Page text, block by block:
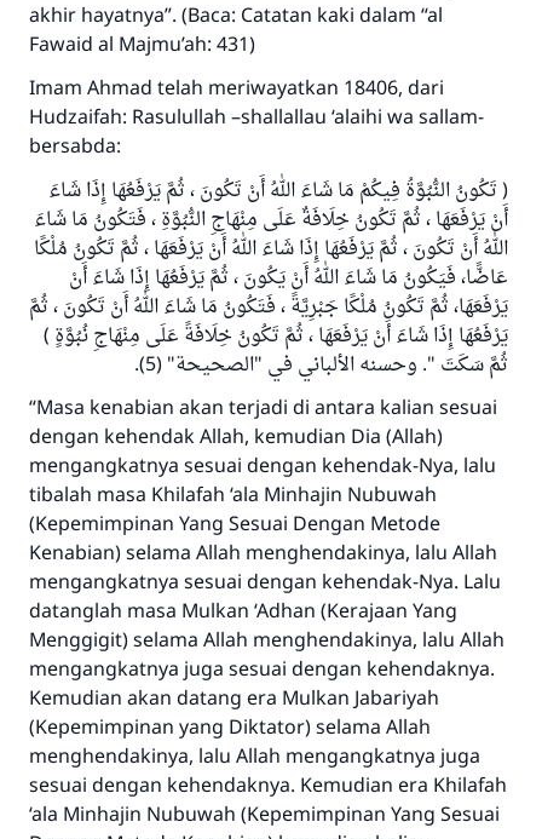
akhir hayatnya”. (Baca: Catatan kaki dalam “al
Fawaid al Majmu’ah: 431)
Imam Ahmad telah meriwayatkan 18406, dari
Hudzaifah: Rasulullah –shallallau ‘alaihi wa sallam-
bersabda:
( تَكُونُ النُّبُوَّةُ فِيكُمْ مَا شَاءَ اللهُ أَنْ تَكُونَ ، ثُمَّ يَرْفَعُهَا إِذَا شَاءَ
أَنْ يَرْفَعَهَا ، ثُمَّ تَكُونُ خِلَافَةٌ عَلَى مِنْهَاجِ النُّبُوَّةِ ، فَتَكُونُ مَا شَاءَ
اللهُ أَنْ تَكُونَ ، ثُمَّ يَرْفَعُهَا إِذَا شَاءَ اللهُ أَنْ يَرْفَعَهَا ، ثُمَّ تَكُونُ مُلْكًا
عَاضًّا، فَيَكُونُ مَا شَاءَ اللهُ أَنْ يَكُونَ ، ثُمَّ يَرْفَعُهَا إِذَا شَاءَ أَنْ
يَرْفَعَهَا، ثُمَّ تَكُونُ مُلْكًا جَبْرِيَّةً ، فَتَكُونُ مَا شَاءَ اللهُ أَنْ تَكُونَ ، ثُمَّ
يَرْفَعُهَا إِذَا شَاءَ أَنْ يَرْفَعَهَا ، ثُمَّ تَكُونُ خِلَافَةً عَلَى مِنْهَاجِ نُبُوَّةٍ )
ثُمَّ سَكَتَ ". وحسنه الألباني في "الصحيحة" (5).
“Masa kenabian akan terjadi di antara kalian sesuai
dengan kehendak Allah, kemudian Dia (Allah)
mengangkatnya sesuai dengan kehendak-Nya, lalu
tibalah masa Khilafah ‘ala Minhajin Nubuwah
(Kepemimpinan Yang Sesuai Dengan Metode
Kenabian) selama Allah menghendakinya, lalu Allah
mengangkatnya sesuai dengan kehendak-Nya. Lalu
datanglah masa Mulkan ‘Adhan (Kerajaan Yang
Menggigit) selama Allah menghendakinya, lalu Allah
mengangkatnya juga sesuai dengan kehendaknya.
Kemudian akan datang era Mulkan Jabariyah
(Kepemimpinan yang Diktator) selama Allah
menghendakinya, lalu Allah mengangkatnya juga
sesuai dengan kehendaknya. Kemudian era Khilafah
‘ala Minhajin Nubuwah (Kepemimpinan Yang Sesuai